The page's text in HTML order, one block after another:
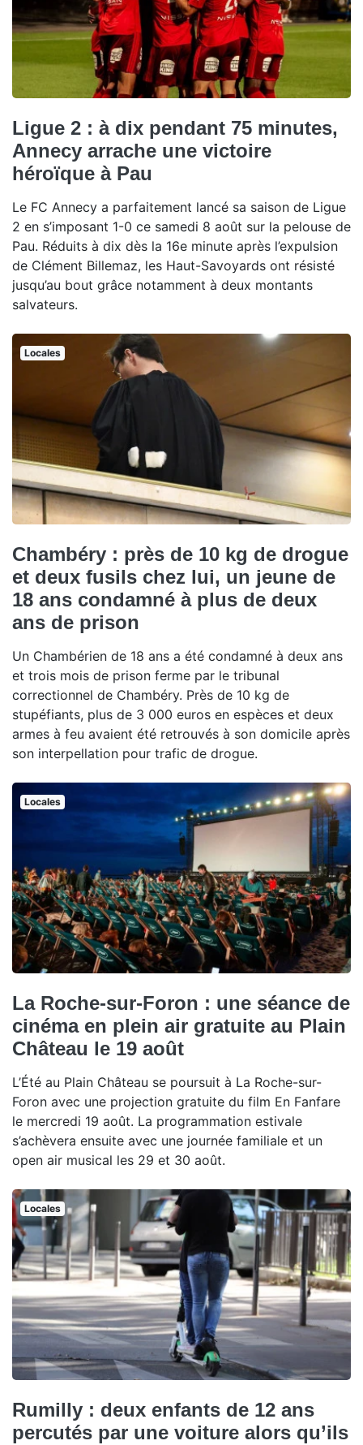
Ligue 2 : à dix pendant 75 minutes,
Annecy arrache une victoire
héroïque à Pau
Le FC Annecy a parfaitement lancé sa saison de Ligue
2 en s’imposant 1-0 ce samedi 8 août sur la pelouse de
Pau. Réduits à dix dès la 16e minute après l’expulsion
de Clément Billemaz, les Haut-Savoyards ont résisté
jusqu’au bout grâce notamment à deux montants
salvateurs.
Locales
Chambéry : près de 10 kg de drogue
et deux fusils chez lui, un jeune de
18 ans condamné à plus de deux
ans de prison
Un Chambérien de 18 ans a été condamné à deux ans
et trois mois de prison ferme par le tribunal
correctionnel de Chambéry. Près de 10 kg de
stupéfiants, plus de 3 000 euros en espèces et deux
armes à feu avaient été retrouvés à son domicile après
son interpellation pour trafic de drogue.
Locales
La Roche-sur-Foron : une séance de
cinéma en plein air gratuite au Plain
Château le 19 août
L’Été au Plain Château se poursuit à La Roche-sur-
Foron avec une projection gratuite du film En Fanfare
le mercredi 19 août. La programmation estivale
s’achèvera ensuite avec une journée familiale et un
open air musical les 29 et 30 août.
Locales
Rumilly : deux enfants de 12 ans
percutés par une voiture alors qu’ils